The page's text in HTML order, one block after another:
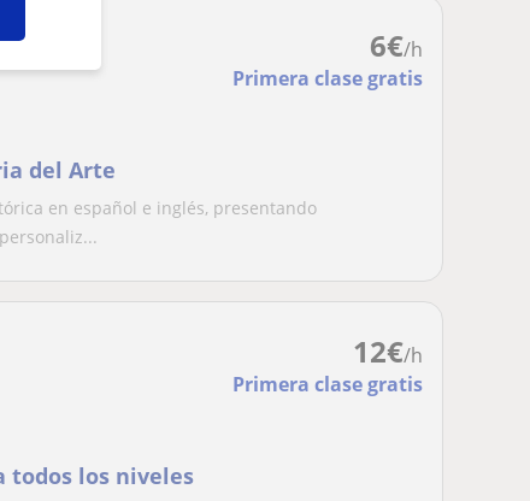
6€/h
Primera clase gratis
del Arte
en español e inglés, presentando
12€/h
Primera clase gratis
todos los niveles